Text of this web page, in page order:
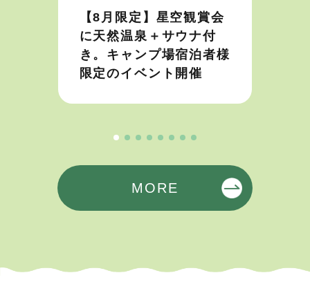
【8月限定】星空観賞会
に天然温泉＋サウナ付
き。キャンプ場宿泊者様
限定のイベント開催
MORE